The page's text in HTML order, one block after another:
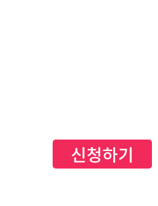
신청하기